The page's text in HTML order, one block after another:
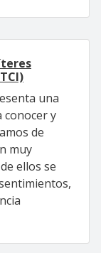
una
conocer y
de
muy
ellos se